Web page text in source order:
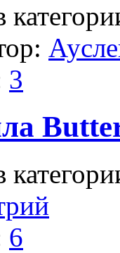
3
6